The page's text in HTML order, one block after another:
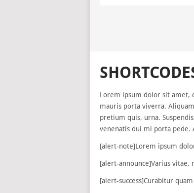
Lorem ipsum dolor sit amet,
mauris porta viverra.
pretium quis, urna.
venenatis dui mi porta pede.
[alert-note]Lorem ipsum
[alert-announce]Varius vitae,
[alert-success]Curabitur